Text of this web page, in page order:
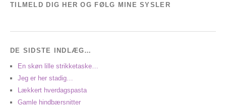
TILMELD DIG HER OG FØLG MINE SYSLER
DE SIDSTE INDLÆG…
En skøn lille strikketaske…
Jeg er her stadig…
Lækkert hverdagspasta
Gamle hindbærsnitter